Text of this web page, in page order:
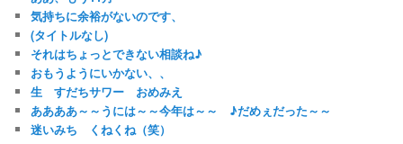
気持ちに余裕がないのです、
(タイトルなし)
それはちょっとできない相談ね♪
おもうようにいかない、、
生 すだちサワー おめみえ
ああああ～～うには～～今年は～～ ♪だめぇだった～～
迷いみち くねくね（笑）